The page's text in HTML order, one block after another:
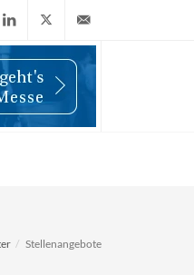
X
(Twitter)
info@wiwi-
Stellenangebote